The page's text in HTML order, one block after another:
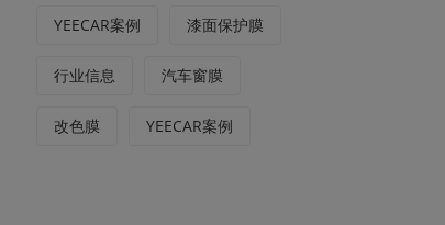
YEECAR案例 漆面保护膜
行业信息 汽车窗膜
改色膜 YEECAR案例